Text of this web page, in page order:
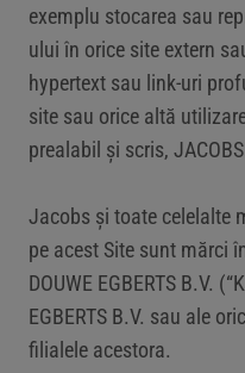
exemplu stocarea sau
ului în orice site extern
hypertext sau link-uri
site sau orice altă
prealabil și scris, JACOBS
Jacobs şi toate celelalte
pe acest Site sunt mărci
DOUWE EGBERTS B.V.
EGBERTS B.V. sau ale
filialele acestora.